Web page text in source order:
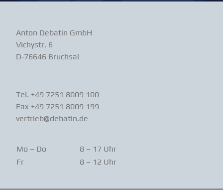
Anton Debatin GmbH
Vichystr. 6
D‑76646 Bruchsal
Tel. +49 7251 8009 100
Fax +49 7251 8009 199
vertrieb@debatin.de
Mo – Do
8 – 17 Uhr
Fr
8 – 12 Uhr